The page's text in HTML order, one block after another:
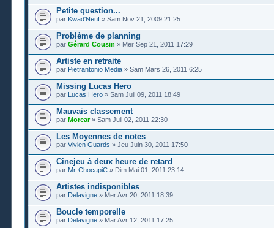
Petite question...
par Kwad'Neuf » Sam Nov 21, 2009 21:25
Problème de planning
par Gérard Cousin » Mer Sep 21, 2011 17:29
Artiste en retraite
par Pietrantonio Media » Sam Mars 26, 2011 6:25
Missing Lucas Hero
par Lucas Hero » Sam Juil 09, 2011 18:49
Mauvais classement
par Morcar» Sam Juil 02, 2011 22:30
Les Moyennes de notes
par Vivien Guards » Jeu Juin 30, 2011 17:50
Cinejeu à deux heure de retard
par Mr-ChocapiC » Dim Mai 01, 2011 23:14
Artistes indisponibles
par Delavigne » Mer Avr 20, 2011 18:39
Boucle temporelle
par Delavigne » Mar Avr 12, 2011 17:25